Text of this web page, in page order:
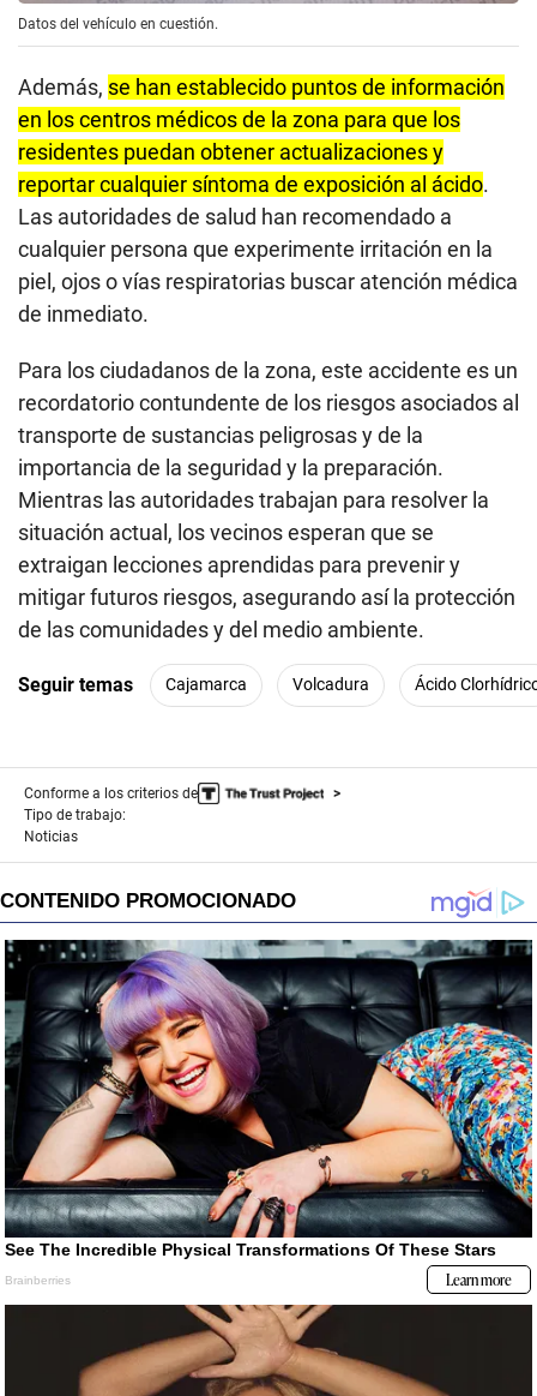
Datos del vehículo en cuestión.
Además, se han establecido puntos de información
en los centros médicos de la zona para que los
residentes puedan obtener actualizaciones y
reportar cualquier síntoma de exposición al ácido.
Las autoridades de salud han recomendado a
cualquier persona que experimente irritación en la
piel, ojos o vías respiratorias buscar atención médica
de inmediato.
Para los ciudadanos de la zona, este accidente es un
recordatorio contundente de los riesgos asociados al
transporte de sustancias peligrosas y de la
importancia de la seguridad y la preparación.
Mientras las autoridades trabajan para resolver la
situación actual, los vecinos esperan que se
extraigan lecciones aprendidas para prevenir y
mitigar futuros riesgos, asegurando así la protección
de las comunidades y del medio ambiente.
Seguir temas Cajamarca Volcadura Ácido
Conforme a los criterios de
Tipo de trabajo:
Noticias